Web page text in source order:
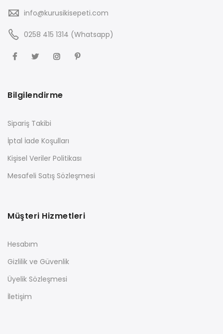
info@kurusikisepeti.com
0258 415 1314 (Whatsapp)
Bilgilendirme
Sipariş Takibi
İptal İade Koşulları
Kişisel Veriler Politikası
Mesafeli Satış Sözleşmesi
Müşteri Hizmetleri
Hesabım
Gizlilik ve Güvenlik
Üyelik Sözleşmesi
İletişim